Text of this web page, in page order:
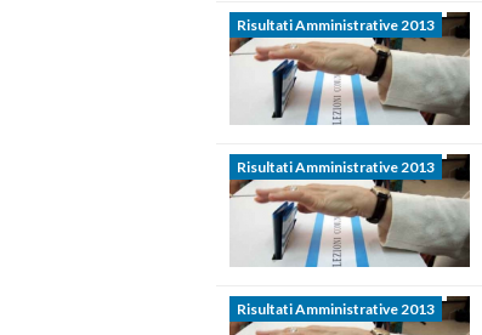
Risultati Amministrative 2013
Risultati Amministrative 2013
Risultati Amministrative 2013